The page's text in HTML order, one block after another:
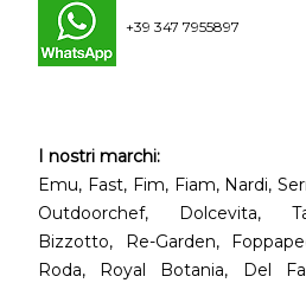
+39 347 7955897
I nostri marchi:
Emu, Fast, Fim, Fiam, Nardi,
Outdoorchef, Dolcevita,
Bizzotto, Re-Garden,
Roda, Royal Botania, Del